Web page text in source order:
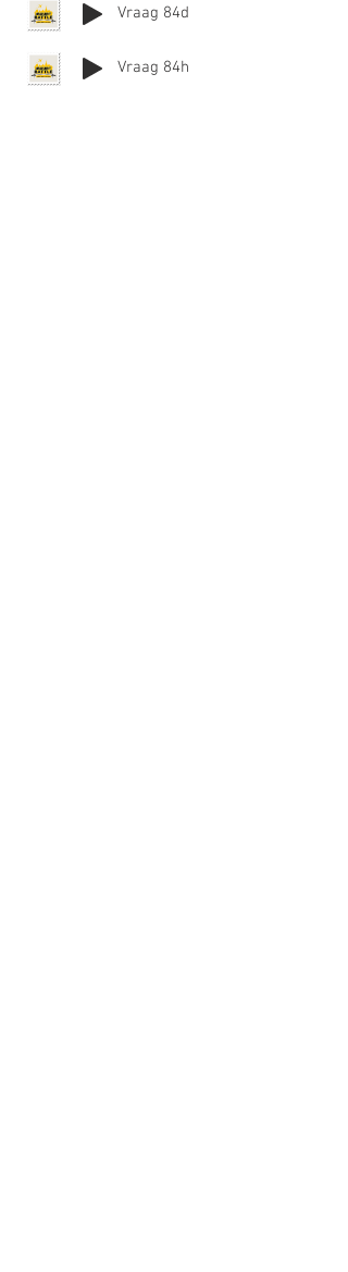
Vraag 84d
Vraag 84h